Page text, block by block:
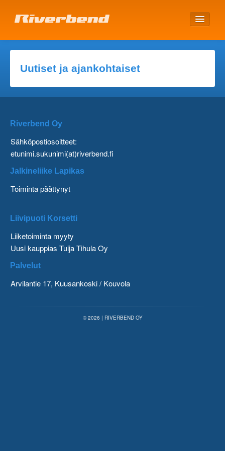
Uutiset ja ajankohtaiset
Riverbend Oy
Sähköpostiosoitteet:
etunimi.sukunimi(at)riverbend.fi
Jalkineliike Lapikas
Toiminta päättynyt
Liivipuoti Korsetti
Liiketoiminta myyty
Uusi kauppias Tuija Tihula Oy
Palvelut
Arvilantie 17, Kuusankoski / Kouvola
© 2026 | RIVERBEND OY